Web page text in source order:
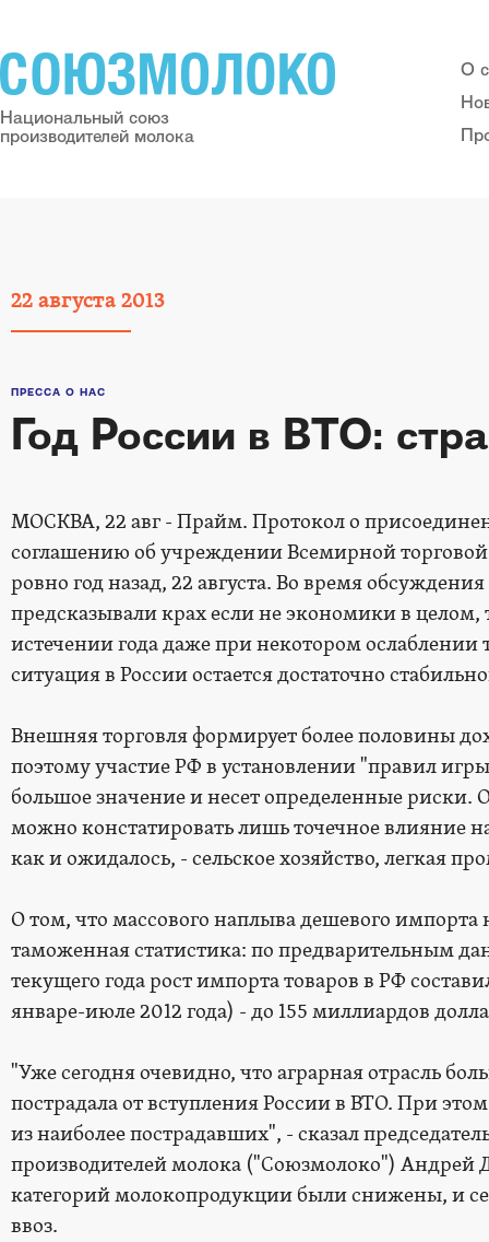
Национальный союз
производителей молока
О
22августа2013
ПРЕССА О НАС
Год России в ВТО:
МОСКВА, 22 авг - Прайм. Протокол о
соглашению об учреждении Всемирной
ровно год назад, 22 августа. Во время
предсказывали крах если не экономики в целом,
истечении года даже при некотором
ситуация в России остается достаточно
Внешняя торговля формирует более половины
поэтому участие РФ в установлении "правил
большое значение и несет определенные риски.
можно констатировать лишь точечное влияние
как и ожидалось, - сельское хозяйство, легкая
О том, что массового наплыва дешевого импорта
таможенная статистика: по предварительным
текущего года рост импорта товаров в РФ
январе-июле 2012 года) - до 155 миллиардов
"Уже сегодня очевидно, что аграрная отрасль
пострадала от вступления России в ВТО. При
из наиболее пострадавших", - сказал
производителей молока ("Союзмолоко")
категорий молокопродукции были снижены, и
ввоз.